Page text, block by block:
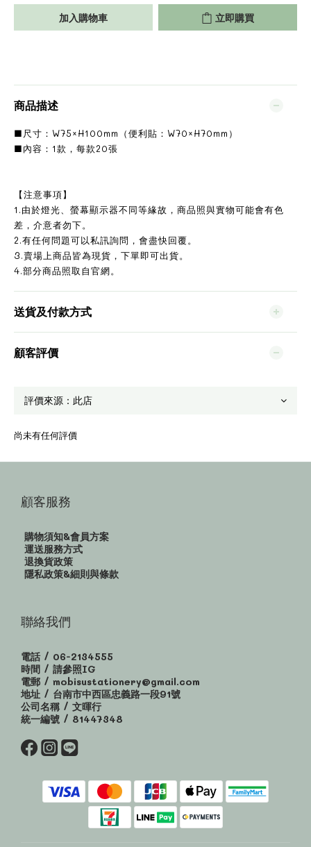
加入購物車 立即購買
商品描述
■尺寸：W75×H100mm（便利貼：W70×H70mm）
■內容：1款，每款20張
【注意事項】
1.由於燈光、螢幕顯示器不同等緣故，商品照與實物可能會有色
差，介意者勿下。
2.有任何問題可以私訊詢問，會盡快回覆。
3.賣場上商品皆為現貨，下單即可出貨。
4.部分商品照取自官網。
送貨及付款方式
顧客評價
尚未有任何評價
顧客服務
購物須知&會員方案
運送服務方式
退換貨政策
隱私政策&細則與條款
聯絡我們
電話 / 06-2134555
時間 / 請參照IG
電郵 / mobisustationery@gmail.com
地址 / 台南市中西區忠義路一段91號
公司名稱 / 文暉行
統一編號 / 81447348